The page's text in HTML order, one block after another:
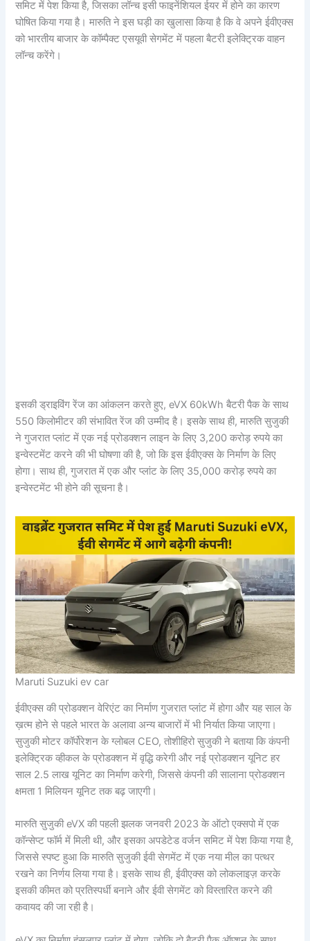
समिट में पेश किया है, जिसका लॉन्च इसी फाइनेंशियल ईयर में होने का कारण
घोषित किया गया है। मारुति ने इस घड़ी का खुलासा किया है कि वे अपने ईवीएक्स
को भारतीय बाजार के कॉम्पैक्ट एसयूवी सेगमेंट में पहला बैटरी इलेक्ट्रिक वाहन
लॉन्च करेंगे।
इसकी ड्राइविंग रेंज का आंकलन करते हुए, eVX 60kWh बैटरी पैक के साथ
550 किलोमीटर की संभावित रेंज की उम्मीद है। इसके साथ ही, मारुति सुजुकी
ने गुजरात प्लांट में एक नई प्रोडक्शन लाइन के लिए 3,200 करोड़ रुपये का
इन्वेस्टमेंट करने की भी घोषणा की है, जो कि इस ईवीएक्स के निर्माण के लिए
होगा। साथ ही, गुजरात में एक और प्लांट के लिए 35,000 करोड़ रुपये का
इन्वेस्टमेंट भी होने की सूचना है।
Maruti Suzuki ev car
ईवीएक्स की प्रोडक्शन वेरिएंट का निर्माण गुजरात प्लांट में होगा और यह साल के
ख़त्म होने से पहले भारत के अलावा अन्य बाजारों में भी निर्यात किया जाएगा।
सुजुकी मोटर कॉर्पोरेशन के ग्लोबल CEO, तोशीहिरो सुजुकी ने बताया कि कंपनी
इलेक्ट्रिक व्हीकल के प्रोडक्शन में वृद्धि करेगी और नई प्रोडक्शन यूनिट हर
साल 2.5 लाख यूनिट का निर्माण करेगी, जिससे कंपनी की सालाना प्रोडक्शन
क्षमता 1 मिलियन यूनिट तक बढ़ जाएगी।
मारुति सुजुकी eVX की पहली झलक जनवरी 2023 के ऑटो एक्सपो में एक
कॉन्सेप्ट फॉर्म में मिली थी, और इसका अपडेटेड वर्जन समिट में पेश किया गया है,
जिससे स्पष्ट हुआ कि मारुति सुजुकी ईवी सेगमेंट में एक नया मील का पत्थर
रखने का निर्णय लिया गया है। इसके साथ ही, ईवीएक्स को लोकलाइज़ करके
इसकी कीमत को प्रतिस्पर्धी बनाने और ईवी सेगमेंट को विस्तारित करने की
कवायद की जा रही है।